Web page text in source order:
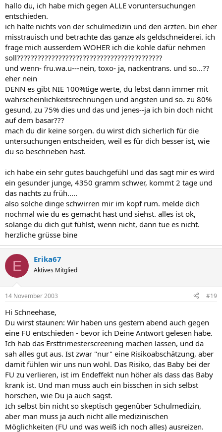
hallo du, ich habe mich gegen ALLE voruntersuchungen
entschieden.
ich halte nichts von der schulmedizin und den ärzten. bin eher
misstrauisch und betrachte das ganze als geldschneiderei. ich
frage mich ausserdem WOHER ich die kohle dafür nehmen
soll??????????????????????????????????????????
und wenn- fru.wa.u---nein, toxo- ja, nackentrans. und so...??
eher nein
DENN es gibt NIE 100%tige werte, du lebst dann immer mit
wahrscheinlichkeitsrechnungen und ängsten und so. zu 80%
gesund, zu 75% dies und das und jenes--ja ich bin doch nicht
auf dem basar???
mach du dir keine sorgen. du wirst dich sicherlich für die
untersuchungen entscheiden, weil es für dich besser ist, wie
du so beschrieben hast.
ich habe ein sehr gutes bauchgefühl und das sagt mir es wird
ein gesunder junge, 4350 gramm schwer, kommt 2 tage und
das nachts zu früh.....
also solche dinge schwirren mir im kopf rum. melde dich
nochmal wie du es gemacht hast und siehst. alles ist ok,
solange du dich gut fühlst, wenn nicht, dann tue es nicht.
herzliche grüsse bine
E Erika67
Aktives Mitglied
14 November 2003 #19
Hi Schneehase,
Du wirst staunen: Wir haben uns gestern abend auch gegen
eine FU entschieden - bevor ich Deine Antwort gelesen habe.
Ich hab das Ersttrimesterscreening machen lassen, und da
sah alles gut aus. Ist zwar "nur" eine Risikoabschätzung, aber
damit fühlen wir uns nun wohl. Das Risiko, das Baby bei der
FU zu verlieren, ist im Endeffekt nun höher als dass das Baby
krank ist. Und man muss auch ein bisschen in sich selbst
horschen, wie Du ja auch sagst.
Ich selbst bin nicht so skeptisch gegenüber Schulmedizin,
aber man muss ja auch nicht alle medizinischen
Möglichkeiten (FU und was weiß ich noch alles) ausreizen.